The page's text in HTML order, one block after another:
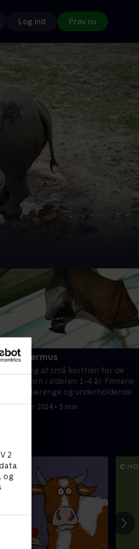
2
og
Log ind Prøv nu
Flagermus
En samling af små kortfilm for de
yngste børn i alderen 1-4 år. Filmene
er enkle, lærerige og underholdende.
16. februar 2024 • 3 min